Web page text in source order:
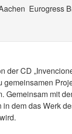
Eurogress
der CD
gemeinsamen
Gemeinsam mit
dem das Werk